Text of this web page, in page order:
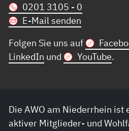
0201 3105 - 0
E-Mail senden
Folgen Sie uns auf
LinkedIn und YouTube.
Die AWO am Niederrhein ist
aktiver Mitglieder- und